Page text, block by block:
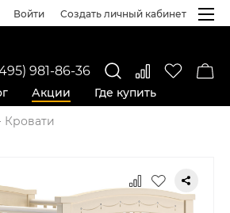
Войти Создать личный кабинет
Акции Где купить
981-86-36
Кровати